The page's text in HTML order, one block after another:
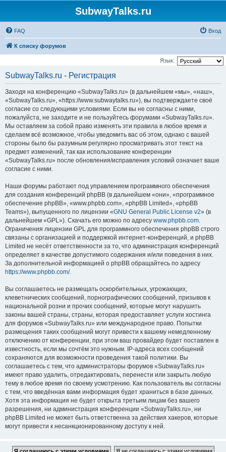
SubwayTalks.ru
FAQ Вход
К списку форумов
Язык:
SubwayTalks.ru - Регистрация
Заходя на конференцию «SubwayTalks.ru» (в дальнейшем «мы», «наш»,
«SubwayTalks.ru», «https://www.subwaytalks.ru»), вы подтверждаете своё
согласие со следующими условиями. Если вы не согласны с ними,
пожалуйста, не заходите и не пользуйтесь форумами «SubwayTalks.ru».
Мы оставляем за собой право изменять эти правила в любое время и
сделаем всё возможное, чтобы уведомить вас об этом, однако с вашей
стороны было бы разумным регулярно просматривать этот текст на
предмет изменений, так как использование конференции
«SubwayTalks.ru» после обновления/исправления условий означает ваше
согласие с ними.
Наши форумы работают под управлением программного обеспечения
для создания конференций phpBB (в дальнейшем «они», «программное
обеспечение phpBB», «www.phpbb.com», «phpBB Limited», «phpBB
Teams»), выпущенного по лицензии «GNU General Public License v2» (в
дальнейшем «GPL»). Скачать его можно по адресу www.phpbb.com.
Ограничения лицензии GPL для программного обеспечения phpBB строго
связаны с организацией и поддержкой интернет-конференций, и phpBB
Limited не несёт ответственности за то, что администрация конференций
определяет в качестве допустимого содержания и/или поведения в них.
За дополнительной информацией о phpBB обращайтесь по адресу
https://www.phpbb.com/.
Вы соглашаетесь не размещать оскорбительных, угрожающих,
клеветнических сообщений, порнографических сообщений, призывов к
национальной розни и прочих сообщений, которые могут нарушить
законы вашей страны, страны, которая предоставляет услуги хостинга
для форумов «SubwayTalks.ru» или международное право. Попытки
размещения таких сообщений могут привести к вашему немедленному
отключению от конференции, при этом ваш провайдер будет поставлен в
известность, если мы сочтём это нужным. IP-адреса всех сообщений
сохраняются для возможности проведения такой политики. Вы
соглашаетесь с тем, что администраторы форумов «SubwayTalks.ru»
имеют право удалить, отредактировать, перенести или закрыть любую
тему в любое время по своему усмотрению. Как пользователь вы согласны
с тем, что введённая вами информация будет храниться в базе данных.
Хотя эта информация не будет открыта третьим лицам без вашего
разрешения, ни администрация конференции «SubwayTalks.ru», ни
phpBB Limited не может быть ответственна за действия хакеров, которые
могут привести к несанкционированному доступу к ней.